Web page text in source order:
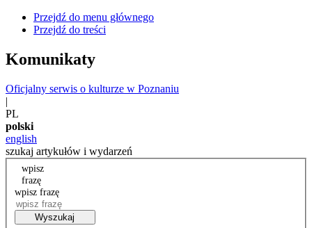
Przejdź do menu głównego
Przejdź do treści
Komunikaty
Oficjalny serwis o kulturze w Poznaniu
|
PL
polski
english
szukaj artykułów i wydarzeń
wpisz
frazę
wpisz frazę
Wyszukaj